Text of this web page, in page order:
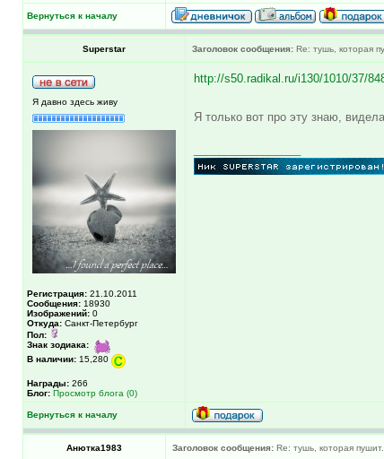
Вернуться к началу
Superstar Заголовок сообщения: Re: тушь, которая
Я давно здесь живу
Регистрация: 21.10.2011
Сообщения: 18930
Изображений: 0
Откуда: Санкт-Петербург
Пол:
Знак зодиака:
В наличии: 15,280
Награды: 266
Блог: Просмотр блога (0)
http://s50.radikal.ru/i130/1010/37/
Я только вот про эту знаю,
Вернуться к началу
Анютка1983 Заголовок сообщения: Re: тушь, которая